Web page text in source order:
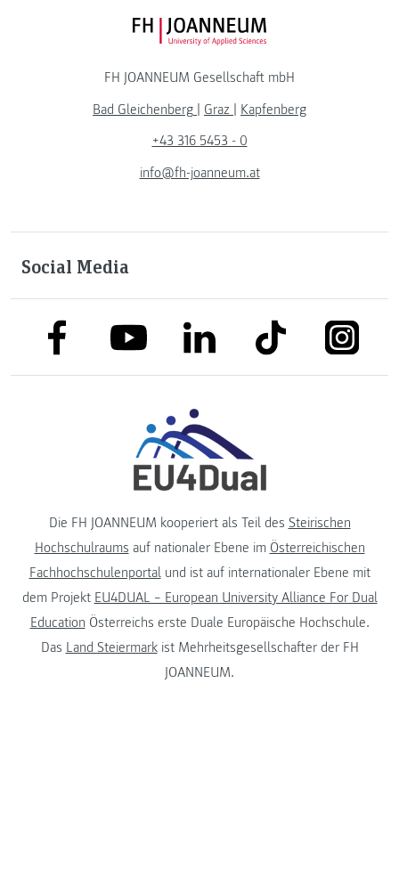
FH JOANNEUM Logo
FH JOANNEUM Gesellschaft mbH
Bad Gleichenberg | Graz | Kapfenberg
+43 316 5453 - 0
info@fh-joanneum.at
Social Media
link to facebooklink to youtubelink to linkedinlink to tiktok link to
Die FH JOANNEUM kooperiert als Teil des Steirischen
Hochschulraums auf nationaler Ebene im Österreichischen
Fachhochschulenportalund ist auf internationaler Ebene mit
dem Projekt EU4DUAL – European University Alliance For Dual
Education Österreichs erste Duale Europäische Hochschule.
Das Land Steiermarkist Mehrheitsgesellschafter der FH
JOANNEUM.